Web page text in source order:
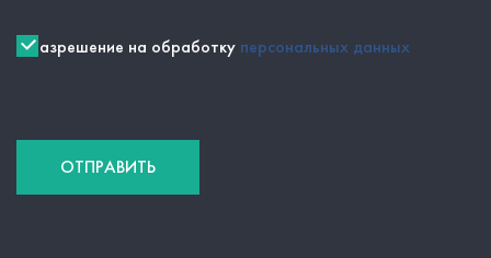
Разрешение на обработку персональных данных